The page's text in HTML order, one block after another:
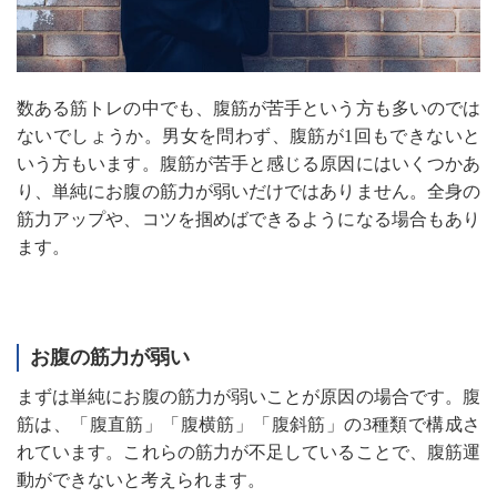
数ある筋トレの中でも、腹筋が苦手という方も多いのでは
ないでしょうか。男女を問わず、腹筋が1回もできないと
いう方もいます。腹筋が苦手と感じる原因にはいくつかあ
り、単純にお腹の筋力が弱いだけではありません。全身の
筋力アップや、コツを掴めばできるようになる場合もあり
ます。
お腹の筋力が弱い
まずは単純にお腹の筋力が弱いことが原因の場合です。腹
筋は、「腹直筋」「腹横筋」「腹斜筋」の3種類で構成さ
れています。これらの筋力が不足していることで、腹筋運
動ができないと考えられます。